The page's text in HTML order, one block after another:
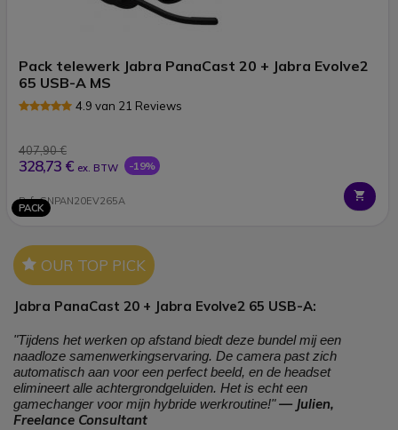
PACK
Pack telewerk Jabra PanaCast 20 + Jabra Evolve2
65 USB-A MS
4.9 van 21 Reviews
407,90 €
328,73 € ex. BTW -19%
Ref: GNPAN20EV265A
Icon
OUR TOP PICK
Jabra PanaCast 20 + Jabra Evolve2 65 USB-A:
"Tijdens het werken op afstand biedt deze bundel mij een
naadloze samenwerkingservaring. De camera past zich
automatisch aan voor een perfect beeld, en de headset
elimineert alle achtergrondgeluiden. Het is echt een
gamechanger voor mijn hybride werkroutine!"— Julien,
Freelance Consultant